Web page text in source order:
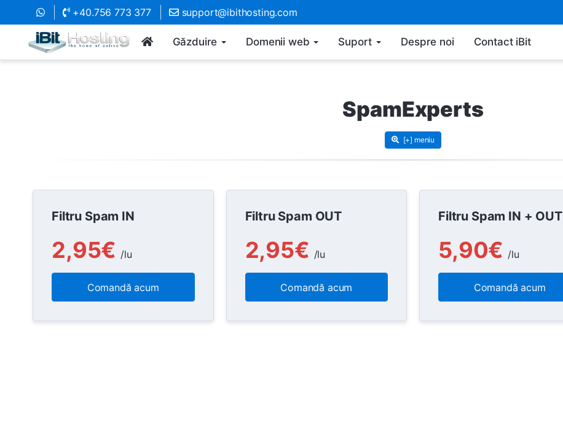
+40.756 773 377 support@ibithosting.com
Găzduire Domenii web Suport Despre noi Contact iBit
SpamExperts
[+] meniu
Filtru Spam IN
2,95€ /lu
Comandă acum
Filtru Spam OUT
2,95€ /lu
Comandă acum
Filtru Spam IN + OUT
5,90€ /lu
Comandă acum